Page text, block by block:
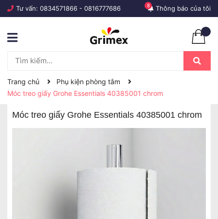
Tư vấn: 0834571866 - 0816777686 Thông báo của tôi
8
Trang chủ
Phụ kiện phòng tắm
Móc treo giấy Grohe Essentials 40385001 chrom
Móc treo giấy Grohe Essentials 40385001 chrom